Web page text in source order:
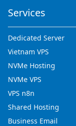
Services
Dedicated Server
Vietnam VPS
NVMe Hosting
NVMe VPS
VPS n8n
Shared Hosting
Business Email